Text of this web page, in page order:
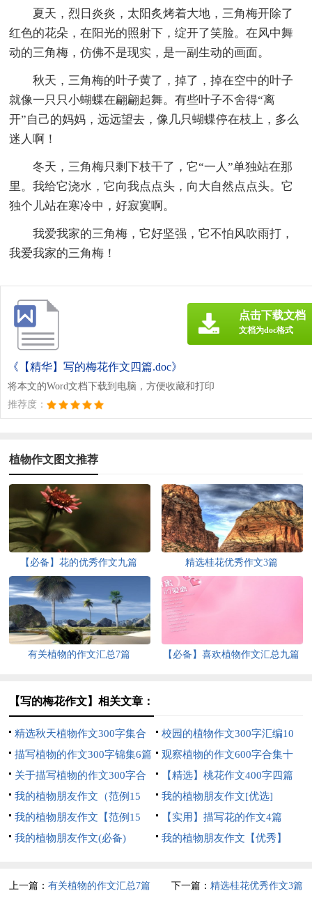
夏天，烈日炎炎，太阳炙烤着大地，三角梅开除了
红色的花朵，在阳光的照射下，绽开了笑脸。在风中舞
动的三角梅，仿佛不是现实，是一副生动的画面。
秋天，三角梅的叶子黄了，掉了，掉在空中的叶子
就像一只只小蝴蝶在翩翩起舞。有些叶子不舍得“离
开”自己的妈妈，远远望去，像几只蝴蝶停在枝上，多么
迷人啊！
冬天，三角梅只剩下枝干了，它“一人”单独站在那
里。我给它浇水，它向我点点头，向大自然点点头。它
独个儿站在寒冷中，好寂寞啊。
我爱我家的三角梅，它好坚强，它不怕风吹雨打，
我爱我家的三角梅！
《【精华】写的梅花作文四篇.doc》
将本文的Word文档下载到电脑，方便收藏和打印
推荐度：
点击下载文档
文档为doc格式
植物作文图文推荐
【必备】花的优秀作文九篇 精选桂花优秀作文3篇
有关植物的作文汇总7篇 【必备】喜欢植物作文汇总九篇
【写的梅花作文】相关文章：
精选秋天植物作文300字集合
九篇
校园的植物作文300字汇编10
篇
描写植物的作文300字锦集6篇
观察植物的作文600字合集十
篇
关于描写植物的作文300字合
集九篇
【精选】桃花作文400字四篇
我的植物朋友作文（范例15
篇）
我的植物朋友作文[优选]
我的植物朋友作文【范例15
篇】
【实用】描写花的作文4篇
我的植物朋友作文(必备)
我的植物朋友作文【优秀】
上一篇：有关植物的作文汇总7篇 下一篇： 精选桂花优秀作文3篇